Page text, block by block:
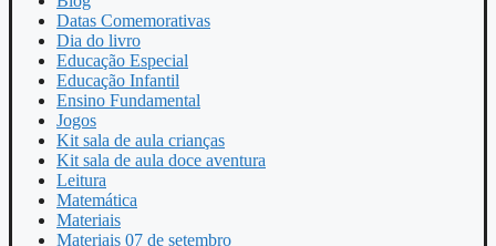
Datas Comemorativas
Dia do livro
Educação Especial
Educação Infantil
Ensino Fundamental
Jogos
Kit sala de aula crianças
Kit sala de aula doce aventura
Leitura
Matemática
Materiais
Materiais 07 de setembro